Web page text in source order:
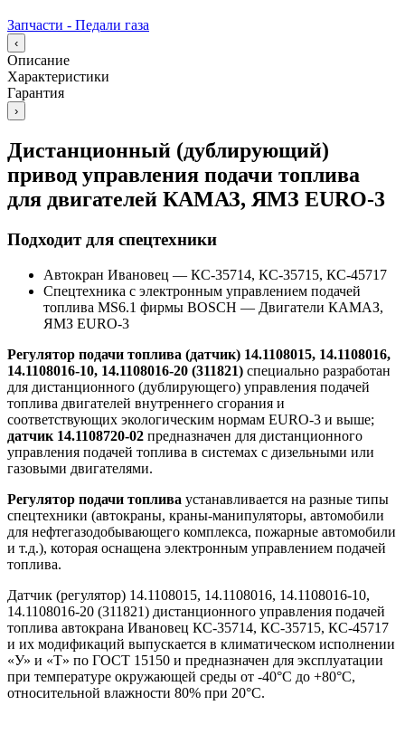
Запчасти - Педали газа
‹
Описание
Характеристики
Гарантия
›
Дистанционный (дублирующий)
привод управления подачи топлива
для двигателей КАМАЗ, ЯМЗ EURO-3
Подходит для спецтехники
Автокран Ивановец — КС-35714, КС-35715, КС-45717
Спецтехника с электронным управлением подачей
топлива MS6.1 фирмы BOSCH — Двигатели КАМАЗ,
ЯМЗ EURO-3
Регулятор подачи топлива (датчик) 14.1108015, 14.1108016,
14.1108016-10, 14.1108016-20 (311821) специально разработан
для дистанционного (дублирующего) управления подачей
топлива двигателей внутреннего сгорания и
соответствующих экологическим нормам EURO-3 и выше;
датчик 14.1108720-02 предназначен для дистанционного
управления подачей топлива в системах с дизельными или
газовыми двигателями.
Регулятор подачи топлива устанавливается на разные типы
спецтехники (автокраны, краны-манипуляторы, автомобили
для нефтегазодобывающего комплекса, пожарные автомобили
и т.д.), которая оснащена электронным управлением подачей
топлива.
Датчик (регулятор) 14.1108015, 14.1108016, 14.1108016-10,
14.1108016-20 (311821) дистанционного управления подачей
топлива автокрана Ивановец КС-35714, КС-35715, КС-45717
и их модификаций выпускается в климатическом исполнении
«У» и «Т» по ГОСТ 15150 и предназначен для эксплуатации
при температуре окружающей среды от -40°С до +80°С,
относительной влажности 80% при 20°С.